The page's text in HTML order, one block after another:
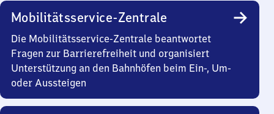
Mobilitätsservice-Zentrale
Die Mobilitätsservice-Zentrale beantwortet
Fragen zur Barrierefreiheit und organisiert
Unterstützung an den Bahnhöfen beim Ein-, Um-
oder Aussteigen